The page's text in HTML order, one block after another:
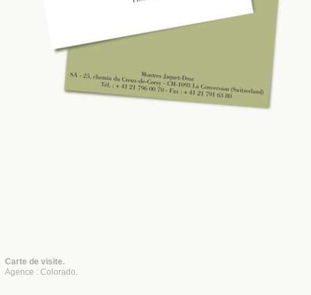
Carte de visite.
Agence : Colorado.